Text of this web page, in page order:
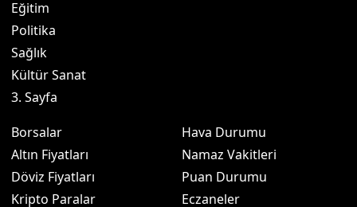
Eğitim
Politika
Sağlık
Kültür Sanat
3. Sayfa
Borsalar
Altın Fiyatları
Döviz Fiyatları
Kripto Paralar
Hava Durumu
Namaz Vakitleri
Puan Durumu
Eczaneler